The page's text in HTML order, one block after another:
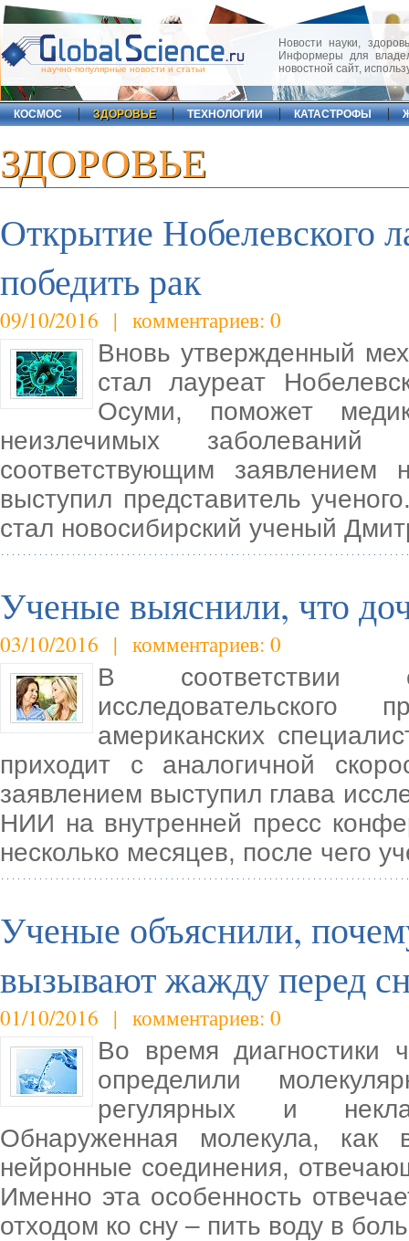
научно-популярные новости и статьи
Новости науки,
Информеры для
новостной сайт,
КОСМОС ЗДОРОВЬЕ ТЕХНОЛОГИИ КАТАСТРОФЫ
ЗДОРОВЬЕ
Открытие Нобелевского
победить рак
09/10/2016 | комментариев: 0
Вновь утвержденный
стал лауреат
Осуми, поможет
неизлечимых заболеваний
соответствующим
выступил представитель
стал новосибирский ученый
Ученые выяснили, что
03/10/2016 | комментариев: 0
В соответствии с
исследовательского
американских
приходит с аналогичной
заявлением выступил глава
НИИ на внутренней пресс
несколько месяцев, после чего
Ученые объяснили,
вызывают жажду перед
01/10/2016 | комментариев: 0
Во время диагностики
определили
регулярных и
Обнаруженная молекула, как
нейронные соединения,
Именно эта особенность
отходом ко сну – пить воду в